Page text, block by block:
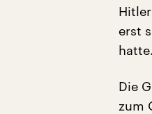
erst
hatte.
Die
zum